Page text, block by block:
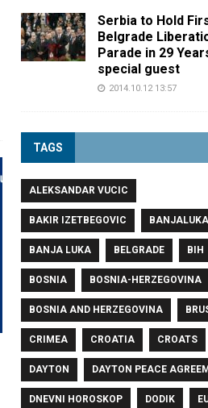
Serbia to Hold
Belgrade
Parade in 29
special guest
2014.10.12 13:57
TAGS
ALEKSANDAR VUCIC
BAKIR IZETBEGOVIC BANJALUKA
BANJA LUKA BELGRADE BIH
BOSNIA BOSNIA-HERZEGOVINA
BOSNIA AND HERZEGOVINA
CRIMEA CROATIA CROATS
DAYTON DAYTON PEACE
DNEVNI HOROSKOP DODIK